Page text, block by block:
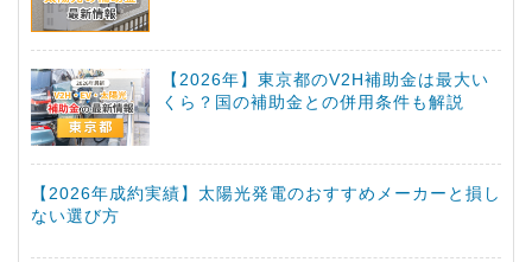
【2026年】東京都のV2H補助金は最大い
くら？国の補助金との併用条件も解説
【2026年成約実績】太陽光発電のおすすめメーカーと損し
ない選び方